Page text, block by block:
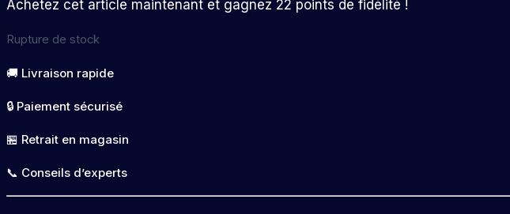
Achetez cet article maintenant et gagnez 22 points de fidélité !
Rupture de stock
🚚 Livraison rapide
🔒 Paiement sécurisé
🏪 Retrait en magasin
📞 Conseils d’experts